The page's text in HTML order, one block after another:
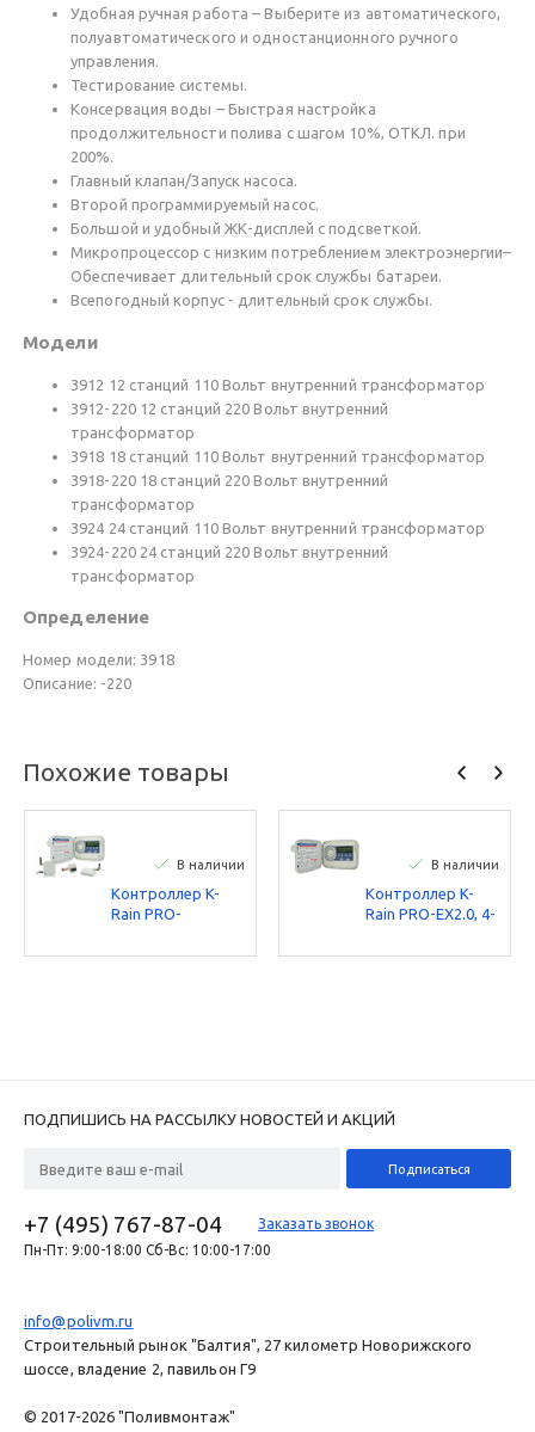
Удобная ручная работа – Выберите из автоматического,
полуавтоматического и одностанционного ручного
управления.
Тестирование системы.
Консервация воды – Быстрая настройка
продолжительности полива с шагом 10%, ОТКЛ. при
200%.
Главный клапан/Запуск насоса.
Второй программируемый насос.
Большой и удобный ЖК-дисплей с подсветкой.
Микропроцессор с низким потреблением электроэнергии–
Обеспечивает длительный срок службы батареи.
Всепогодный корпус - длительный срок службы.
Модели
3912 12 станций 110 Вольт внутренний трансформатор
3912-220 12 станций 220 Вольт внутренний
трансформатор
3918 18 станций 110 Вольт внутренний трансформатор
3918-220 18 станций 220 Вольт внутренний
трансформатор
3924 24 станций 110 Вольт внутренний трансформатор
3924-220 24 станций 220 Вольт внутренний
трансформатор
Определение
Номер модели: 3918
Описание: -220
Похожие товары
В наличии
Контроллер K-
Rain PRO-
станций,
В наличии
Контроллер K-
Rain PRO-EX2.0, 4-
наружний
ПОДПИШИСЬ НА РАССЫЛКУ НОВОСТЕЙ И АКЦИЙ
+7 (495) 767-87-04
Заказать звонок
Пн-Пт: 9:00-18:00 Сб-Вс: 10:00-17:00
info@polivm.ru
Строительный рынок "Балтия", 27 километр Новорижского
шоссе, владение 2, павильон Г9
© 2017-2026 "Поливмонтаж"